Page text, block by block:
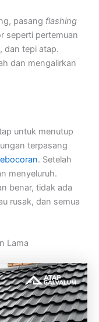
pasang flashing
seperti pertemuan
dan tepi atap.
dan mengalirkan
untuk menutup
terpasang
. Setelah
menyeluruh.
benar, tidak ada
rusak, dan semua
Lama